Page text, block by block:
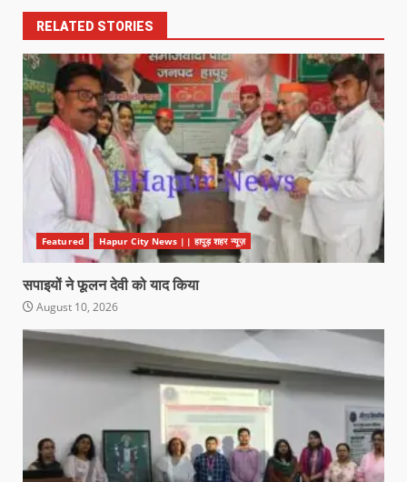
RELATED STORIES
Featured Hapur City News || हापुड़ शहर न्यूज़
सपाइयों ने फूलन देवी को याद किया
August 10, 2026